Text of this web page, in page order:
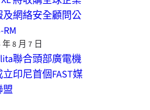
及網絡安全顧問公
RM
8 月 7 日
聯合頭部廣電機
印尼首個FAST媒
盟